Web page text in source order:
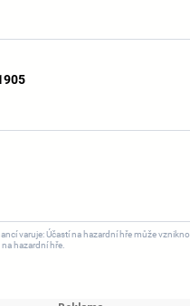
varuje: Účastí na hazardní hře může
hazardní hře.